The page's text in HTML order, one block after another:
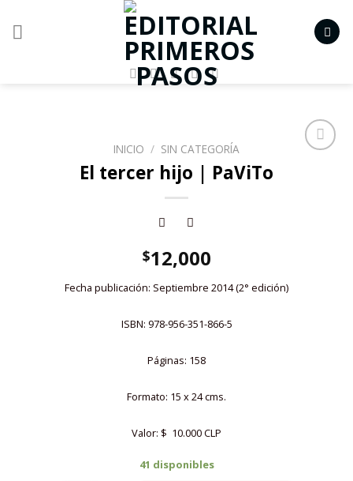
INICIO / SIN CATEGORÍA
El tercer hijo | PaViTo
$12,000
Fecha publicación: Septiembre 2014 (2° edición)
ISBN: 978-956-351-866-5
Páginas: 158
Formato: 15 x 24 cms.
Valor: $ 10.000 CLP
41 disponibles